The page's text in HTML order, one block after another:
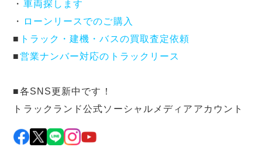
・ 車両探します
・
ローンリースでのご購入
■ トラック・建機・バスの買取査定依頼
■営業ナンバー対応のトラックリース
■各SNS更新中です！
トラックランド公式ソーシャルメディアアカウント